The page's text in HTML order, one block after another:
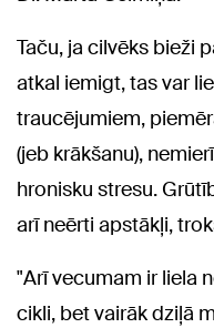
Taču, ja cilvēks bieži
atkal iemigt, tas var
traucējumiem,
(jeb krākšanu),
hronisku stresu.
arī neērti apstākļi,
"Arī vecumam ir liela
cikli, bet vairāk dziļā